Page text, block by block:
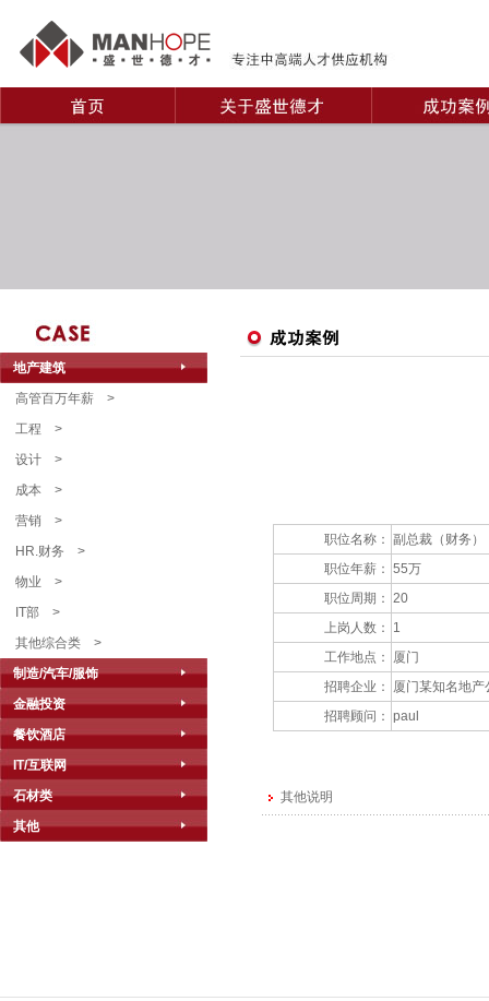
地产建筑
高管百万年薪 >
工程 >
设计 >
成本 >
营销 >
HR.财务 >
物业 >
IT部 >
其他综合类 >
制造/汽车/服饰
金融投资
餐饮酒店
IT/互联网
石材类
其他
职位名称： 副总裁（财务）
职位年薪： 55万
职位周期： 20
上岗人数：
1
工作地点：
厦门
招聘企业：
厦门某知名地产
招聘顾问： paul
其他说明